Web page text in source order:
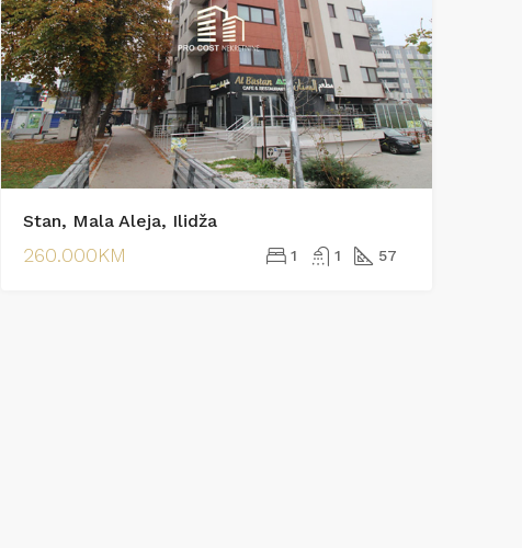
Stan, Mala Aleja, Ilidža
260.000KM 1 1 57